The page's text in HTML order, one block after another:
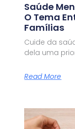
Saúde
O Tema
Famílias
Cuide da
dela uma
Read More